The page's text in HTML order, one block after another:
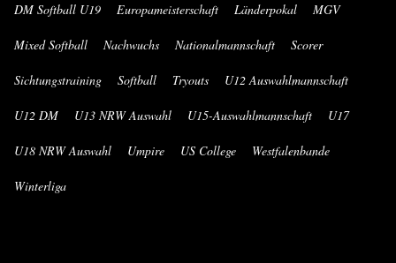
DM Softball U19 Europameisterschaft Länderpokal MGV
Mixed Softball Nachwuchs Nationalmannschaft Scorer
Sichtungstraining Softball Tryouts U12 Auswahlmannschaft
U12 DM U13 NRW Auswahl U15-Auswahlmannschaft U17
U18 NRW Auswahl Umpire US College Westfalenbande
Winterliga